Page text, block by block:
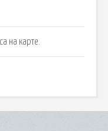
на карте.